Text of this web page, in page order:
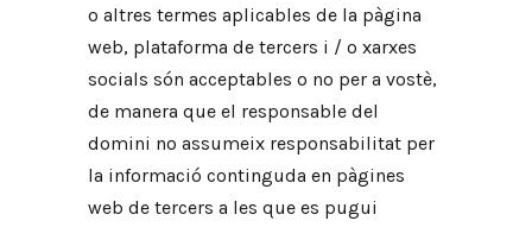
o altres termes aplicables de la pàgina
web, plataforma de tercers i / o xarxes
socials són acceptables o no per a vostè,
de manera que el responsable del
domini no assumeix responsabilitat per
la informació continguda en pàgines
web de tercers a les que es pugui